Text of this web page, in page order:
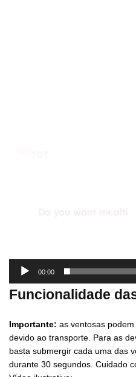
00:00
Funcionalidade
Importante: as ventosas podem
devido ao transporte. Para as
basta submergir cada uma das
durante 30 segundos. Cuidado